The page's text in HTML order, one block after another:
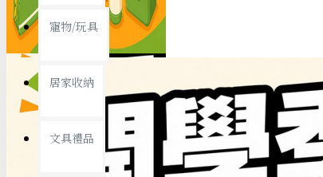
春節/新年
寵物/玩具
居家收納
文具禮品